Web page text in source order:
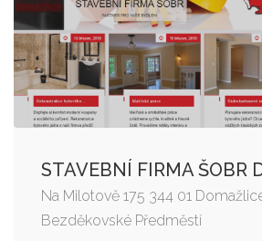
STAVEBNÍ FIRMA ŠOBR
Na Milotově 175 344 01
Bezděkovské Předměstí